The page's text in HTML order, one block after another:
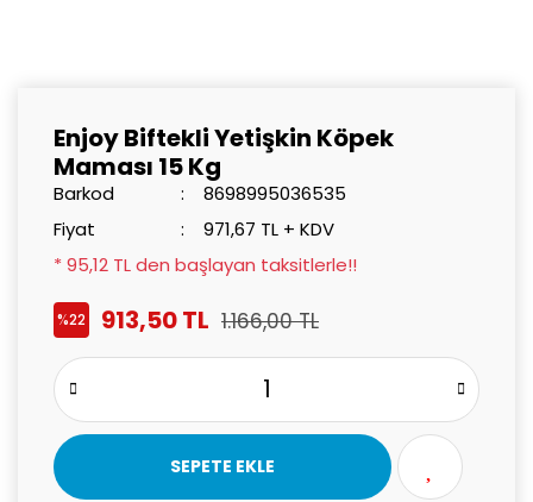
Enjoy Biftekli Yetişkin Köpek
Maması 15 Kg
Barkod
8698995036535
Fiyat
971,67 TL + KDV
* 95,12 TL den başlayan taksitlerle!!
%22 913,50 TL 1.166,00 TL
SEPETE EKLE